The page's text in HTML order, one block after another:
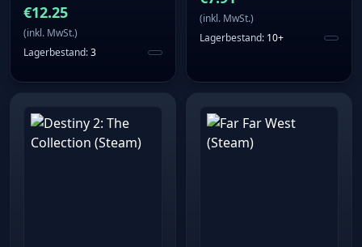
€12.25
(inkl. MwSt.)
Lagerbestand:3
(inkl. MwSt.)
Lagerbestand: 10+